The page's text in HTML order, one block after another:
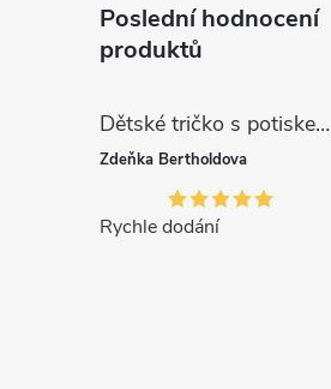
Poslední hodnocení
produktů
Dětské tričko s potiskem MODROČERVENÉ SIX SEVEN 67
Zdeňka Bertholdova
Rychle dodání